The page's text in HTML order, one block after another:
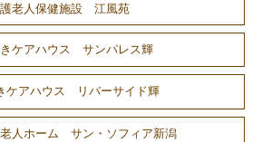
老人保健施設 江風苑
ケアハウス サンパレス輝
ケアハウス リバーサイド輝
人ホーム サン・ソフィア新潟